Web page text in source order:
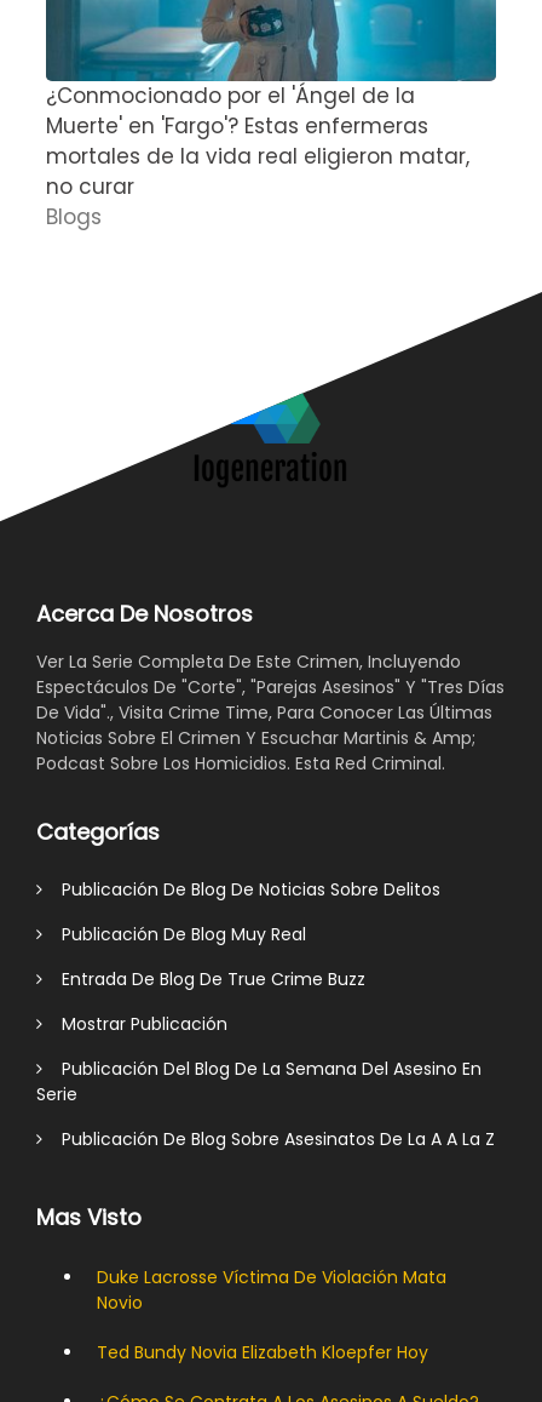
¿Conmocionado por el 'Ángel de la
Muerte' en 'Fargo'? Estas enfermeras
mortales de la vida real eligieron matar,
no curar
Blogs
Acerca De Nosotros
Ver La Serie Completa De Este Crimen, Incluyendo
Espectáculos De "Corte", "Parejas Asesinos" Y "Tres Días
De Vida"., Visita Crime Time, Para Conocer Las Últimas
Noticias Sobre El Crimen Y Escuchar Martinis & Amp;
Podcast Sobre Los Homicidios. Esta Red Criminal.
Categorías
Publicación De Blog De Noticias Sobre Delitos
Publicación De Blog Muy Real
Entrada De Blog De True Crime Buzz
Mostrar Publicación
Publicación Del Blog De La Semana Del Asesino En
Serie
Publicación De Blog Sobre Asesinatos De La A A La Z
Mas Visto
Duke Lacrosse Víctima De Violación Mata
Novio
Ted Bundy Novia Elizabeth Kloepfer Hoy